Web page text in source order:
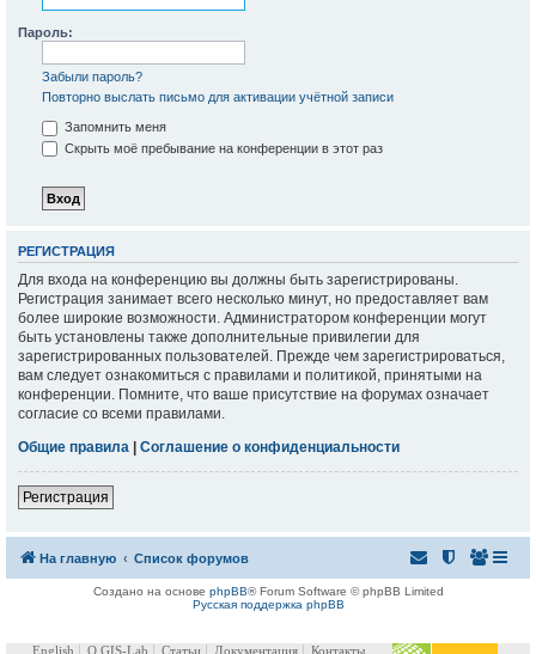
Пароль:
Забыли пароль?
Повторно выслать письмо для активации учётной записи
Запомнить меня
Скрыть моё пребывание на конференции в этот раз
РЕГИСТРАЦИЯ
Для входа на конференцию вы должны быть зарегистрированы.
Регистрация занимает всего несколько минут, но предоставляет вам
более широкие возможности. Администратором конференции могут
быть установлены также дополнительные привилегии для
зарегистрированных пользователей. Прежде чем зарегистрироваться,
вам следует ознакомиться с правилами и политикой, принятыми на
конференции. Помните, что ваше присутствие на форумах означает
согласие со всеми правилами.
Общие правила | Соглашение о конфиденциальности
Регистрация
На главную Список форумов
Создано на основе phpBB® Forum Software © phpBB Limited
Русская поддержка phpBB
English О GIS-Lab Статьи Документация Контакты